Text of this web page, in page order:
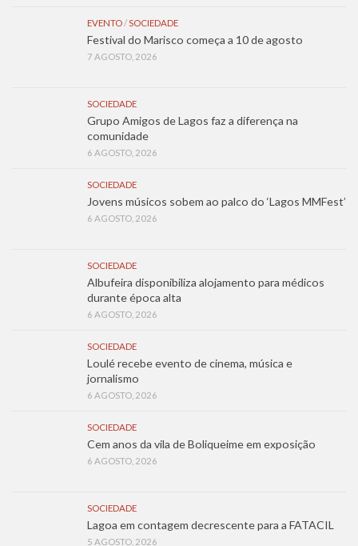
EVENTO/SOCIEDADE
Festival do Marisco começa a 10 de agosto
7 AGOSTO, 2026
SOCIEDADE
Grupo Amigos de Lagos faz a diferença na
comunidade
6 AGOSTO, 2026
SOCIEDADE
Jovens músicos sobem ao palco do ‘Lagos MMFest’
6 AGOSTO, 2026
SOCIEDADE
Albufeira disponibiliza alojamento para médicos
durante época alta
6 AGOSTO, 2026
SOCIEDADE
Loulé recebe evento de cinema, música e
jornalismo
6 AGOSTO, 2026
SOCIEDADE
Cem anos da vila de Boliqueime em exposição
6 AGOSTO, 2026
SOCIEDADE
Lagoa em contagem decrescente para a FATACIL
5 AGOSTO, 2026